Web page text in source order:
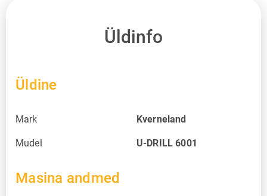
Üldinfo
Üldine
Mark Kverneland
Mudel U-DRILL 6001
Masina andmed